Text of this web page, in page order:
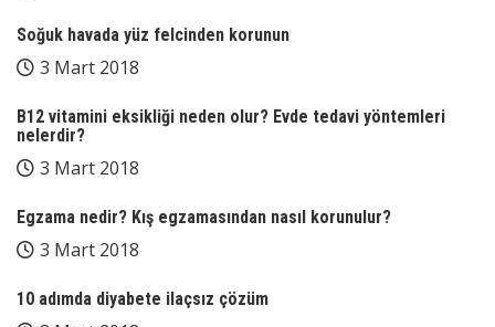
Soğuk havada yüz felcinden korunun
3 Mart 2018
B12 vitamini eksikliği neden olur? Evde tedavi yöntemleri
nelerdir?
3 Mart 2018
Egzama nedir? Kış egzamasından nasıl korunulur?
3 Mart 2018
10 adımda diyabete ilaçsız çözüm